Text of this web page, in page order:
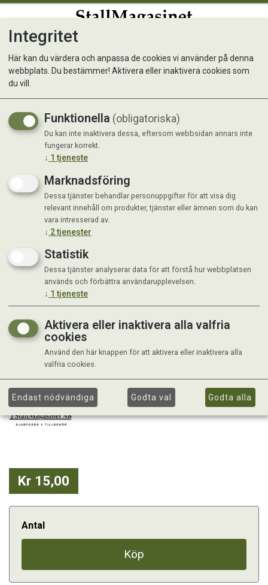
Korthållare - Plåt
Kr 15,00
Antal
Köp
Integritet
Här kan du värdera och anpassa de cookies vi använder på denna
webbplats. Du bestämmer! Aktivera eller inaktivera cookies som
du vill.
Funktionella (obligatoriska)
Du kan inte inaktivera dessa, eftersom webbsidan annars inte
fungerar korrekt.
↓ 1 tjeneste
Marknadsföring
Dessa tjänster behandlar personuppgifter för att visa dig
relevant innehåll om produkter, tjänster eller ämnen som du kan
vara intresserad av.
↓ 2tjenester
Statistik
Dessa tjänster analyserar data för att förstå hur webbplatsen
används och förbättra användarupplevelsen.
↓ 1 tjeneste
Aktivera eller inaktivera alla valfria
cookies
Använd den här knappen för att aktivera eller inaktivera alla
valfria cookies.
Endast nödvändiga Godta val Godta alla